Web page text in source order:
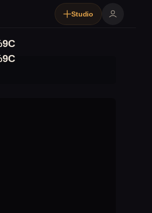
Studio